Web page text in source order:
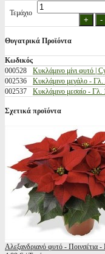
Τεμάχιο
Θυγατρικά Προϊόντα
Κωδικός
000528
Κυκλάμινο μίνι φυτό |
002536
Κυκλάμινο μεγάλο - Γλ.
002537
Κυκλάμινο μεσαίο - Γλ.
Σχετικά προϊόντα
Αλεξανδριανό φυτό - Ποινσέτια